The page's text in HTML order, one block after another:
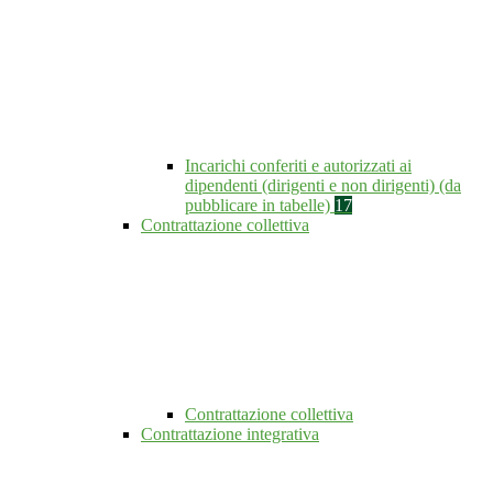
Incarichi conferiti e autorizzati ai
dipendenti (dirigenti e non dirigenti) (da
pubblicare in tabelle) 17
Contrattazione collettiva
Contrattazione collettiva
Contrattazione integrativa